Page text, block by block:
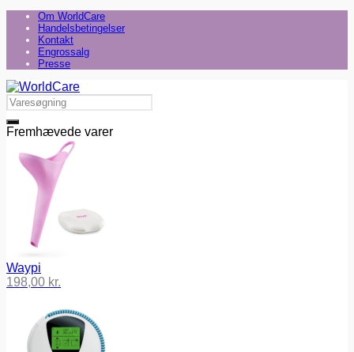
Om WorldCare
Handelsbetingelser
Kontakt
Engrossalg
Presse
Fremhævede varer
Waypi
198,00 kr.